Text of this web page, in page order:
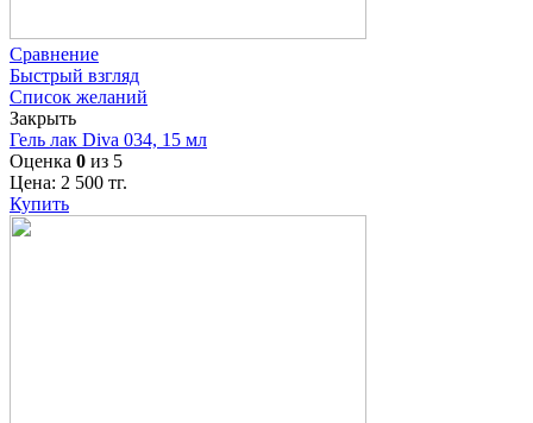
Сравнение
Быстрый взгляд
Список желаний
Закрыть
Гель лак Diva 034, 15 мл
Оценка 0 из 5
Цена: 2 500 тг.
Купить